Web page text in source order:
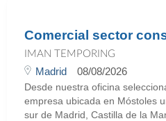
Comercial sector
IMAN TEMPORING
Madrid 08/08/2026
Desde nuestra oficina
empresa ubicada en Móstoles
sur de Madrid, Castilla de la